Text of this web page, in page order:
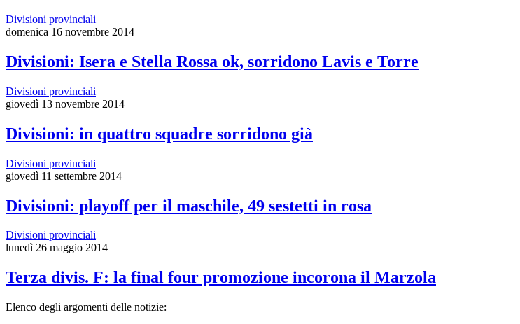
Divisioni provinciali
domenica 16 novembre 2014
Divisioni: Isera e Stella Rossa ok, sorridono Lavis e Torre
Divisioni provinciali
giovedì 13 novembre 2014
Divisioni: in quattro squadre sorridono già
Divisioni provinciali
giovedì 11 settembre 2014
Divisioni: playoff per il maschile, 49 sestetti in rosa
Divisioni provinciali
lunedì 26 maggio 2014
Terza divis. F: la final four promozione incorona il Marzola
Elenco degli argomenti delle notizie: